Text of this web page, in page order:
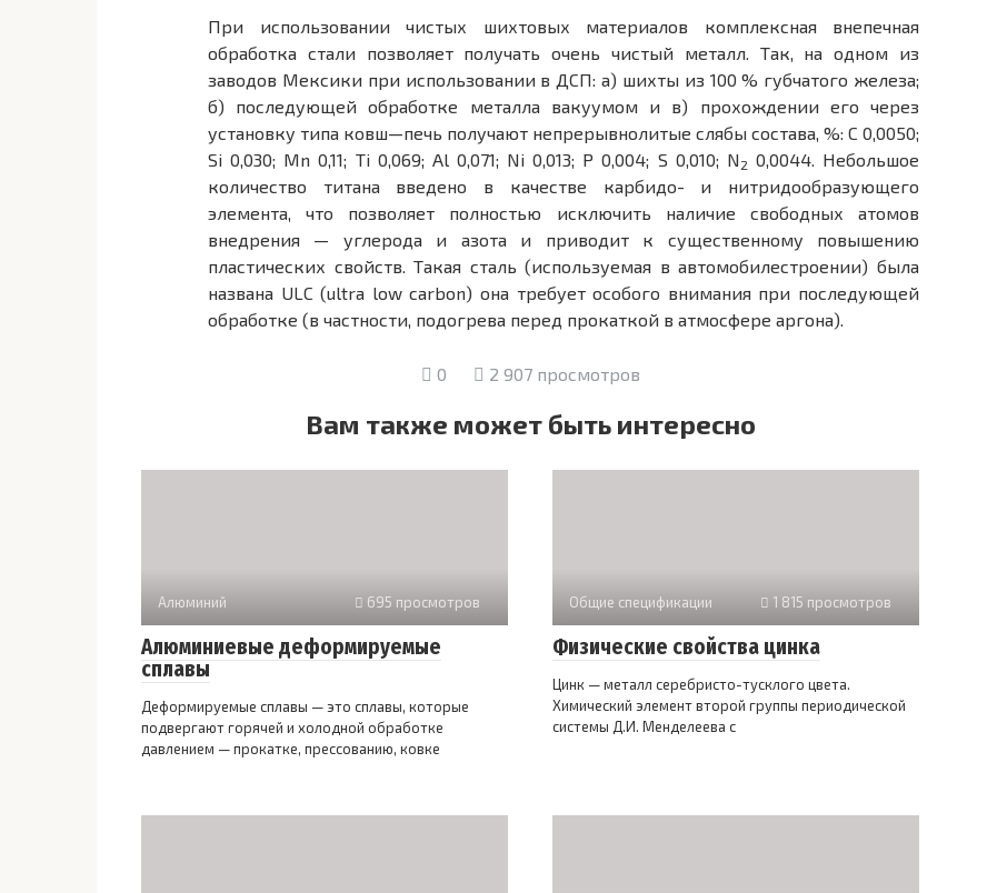
При использовании чистых шихтовых материалов комплексная внепечная
обработка стали позволяет получать очень чистый металл. Так, на одном из
заводов Мексики при использовании в ДСП: а) шихты из 100 % губчатого железа;
б) последующей обработке металла вакуумом и в) прохождении его через
установку типа ковш—печь получают непрерывнолитые слябы состава, %: С 0,0050;
Si 0,030; Мn 0,11; Тi 0,069; Аl 0,071; Ni 0,013; Р 0,004; S 0,010; N 2 0,0044. Небольшое
количество титана введено в качестве карбидо- и нитридообразующего
элемента, что позволяет полностью исключить наличие свободных атомов
внедрения — углерода и азота и приводит к существенному повышению
пластических свойств. Такая сталь (используемая в автомобилестроении) была
названа ULС (ultra low carbon) она требует особого внимания при последующей
обработке (в частности, подогрева перед прокаткой в атмосфере аргона).
0 2 907 просмотров
Вам также может быть интересно
Алюминий 695 просмотров
Алюминиевые деформируемые
сплавы
Деформируемые сплавы — это сплавы, которые
подвергают горячей и холодной обработке
давлением — прокатке, прессованию, ковке
Общие спецификации 1 815 просмотров
Физические свойства цинка
Цинк — металл серебристо-тусклого цвета.
Химический элемент второй группы периодической
системы Д.И. Менделеева с